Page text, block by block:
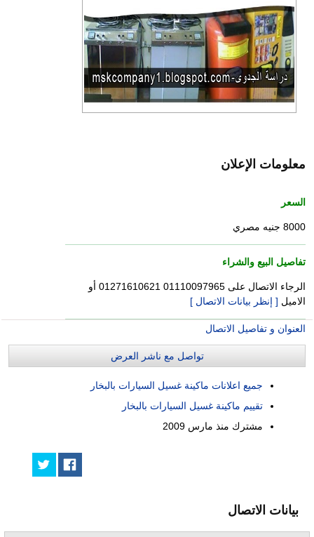
معلومات الإعلان
السعر
8000 جنيه مصري
تفاصيل البيع والشراء
الرجاء الاتصال على 01110097965 01271610621 أو
الاميل [ إنظر بيانات الاتصال ]
العنوان و تفاصيل الاتصال
تواصل مع ناشر العرض
جميع اعلانات ماكينة غسيل السيارات بالبخار
تقييم ماكينة غسيل السيارات بالبخار
مشترك منذ مارس 2009
بيانات الاتصال